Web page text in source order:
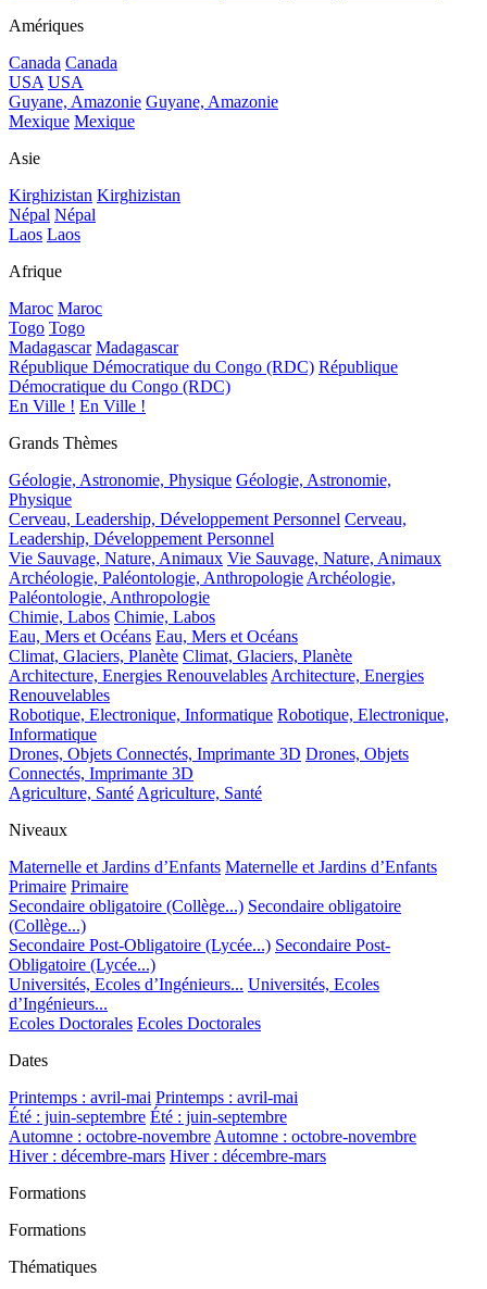
Amériques
Canada Canada
USA USA
Guyane, Amazonie Guyane, Amazonie
Mexique Mexique
Asie
Kirghizistan Kirghizistan
Népal Népal
Laos Laos
Afrique
Maroc Maroc
Togo Togo
Madagascar Madagascar
République Démocratique du Congo (RDC) République
Démocratique du Congo (RDC)
En Ville ! En Ville !
Grands Thèmes
Géologie, Astronomie, Physique Géologie, Astronomie,
Physique
Cerveau, Leadership, Développement Personnel Cerveau,
Leadership, Développement Personnel
Vie Sauvage, Nature, Animaux Vie Sauvage, Nature, Animaux
Archéologie, Paléontologie, Anthropologie Archéologie,
Paléontologie, Anthropologie
Chimie, Labos Chimie, Labos
Eau, Mers et Océans Eau, Mers et Océans
Climat, Glaciers, Planète Climat, Glaciers, Planète
Architecture, Energies Renouvelables Architecture, Energies
Renouvelables
Robotique, Electronique, Informatique Robotique, Electronique,
Informatique
Drones, Objets Connectés, Imprimante 3D Drones, Objets
Connectés, Imprimante 3D
Agriculture, Santé Agriculture, Santé
Niveaux
Maternelle et Jardins d’Enfants Maternelle et Jardins d’Enfants
Primaire Primaire
Secondaire obligatoire (Collège...) Secondaire obligatoire
(Collège...)
Secondaire Post-Obligatoire (Lycée...) Secondaire Post-
Obligatoire (Lycée...)
Universités, Ecoles d’Ingénieurs... Universités, Ecoles
d’Ingénieurs...
Ecoles Doctorales Ecoles Doctorales
Dates
Printemps : avril-mai Printemps : avril-mai
Été : juin-septembre Été : juin-septembre
Automne : octobre-novembre Automne : octobre-novembre
Hiver : décembre-mars Hiver : décembre-mars
Formations
Formations
Thématiques